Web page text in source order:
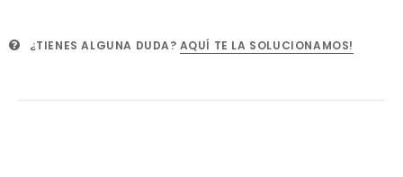
¿TIENES ALGUNA DUDA? AQUÍ TE LA SOLUCIONAMOS!